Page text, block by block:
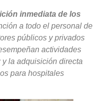
inmediata de los
a todo el personal de
públicos y privados
actividades
la adquisición directa
para hospitales